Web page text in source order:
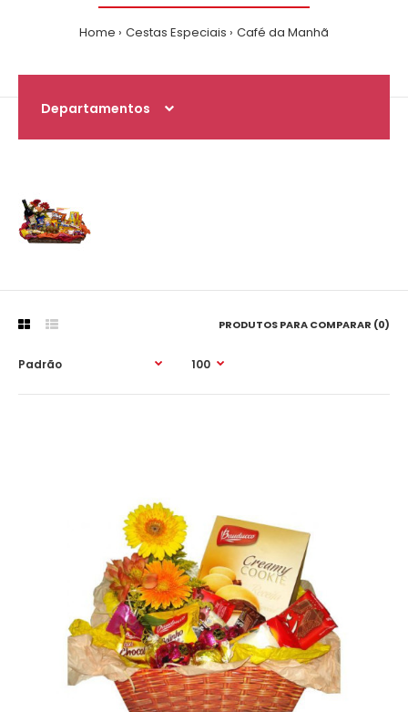
Home Cestas Especiais Café da Manhã
Departamentos
PRODUTOS PARA COMPARAR (0)